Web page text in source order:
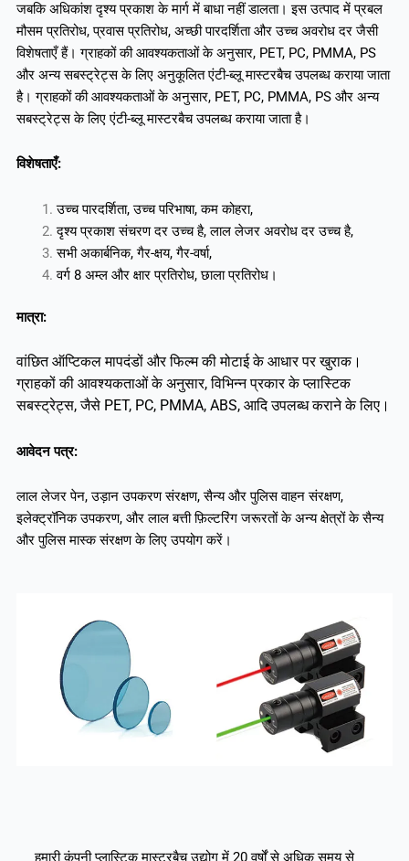
जबकि अधिकांश दृश्य प्रकाश के मार्ग में बाधा नहीं डालता। इस उत्पाद में प्रबल
मौसम प्रतिरोध, प्रवास प्रतिरोध, अच्छी पारदर्शिता और उच्च अवरोध दर जैसी
विशेषताएँ हैं। ग्राहकों की आवश्यकताओं के अनुसार, PET, PC, PMMA, PS
और अन्य सबस्ट्रेट्स के लिए अनुकूलित एंटी-ब्लू मास्टरबैच उपलब्ध कराया जाता
है। ग्राहकों की आवश्यकताओं के अनुसार, PET, PC, PMMA, PS और अन्य
सबस्ट्रेट्स के लिए एंटी-ब्लू मास्टरबैच उपलब्ध कराया जाता है।
विशेषताएँ:
उच्च पारदर्शिता, उच्च परिभाषा, कम कोहरा,
दृश्य प्रकाश संचरण दर उच्च है, लाल लेजर अवरोध दर उच्च है,
सभी अकार्बनिक, गैर-क्षय, गैर-वर्षा,
वर्ग 8 अम्ल और क्षार प्रतिरोध, छाला प्रतिरोध।
मात्रा:
वांछित ऑप्टिकल मापदंडों और फिल्म की मोटाई के आधार पर खुराक।
ग्राहकों की आवश्यकताओं के अनुसार, विभिन्न प्रकार के प्लास्टिक
सबस्ट्रेट्स, जैसे PET, PC, PMMA, ABS, आदि उपलब्ध कराने के लिए।
आवेदन पत्र:
लाल लेजर पेन, उड़ान उपकरण संरक्षण, सैन्य और पुलिस वाहन संरक्षण,
इलेक्ट्रॉनिक उपकरण, और लाल बत्ती फ़िल्टरिंग जरूरतों के अन्य क्षेत्रों के सैन्य
और पुलिस मास्क संरक्षण के लिए उपयोग करें।
हमारी कंपनी प्लास्टिक मास्टरबैच उद्योग में 20 वर्षों से अधिक समय से